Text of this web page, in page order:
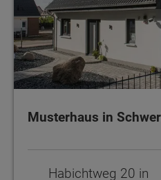
Musterhaus in
Habichtweg 20 in